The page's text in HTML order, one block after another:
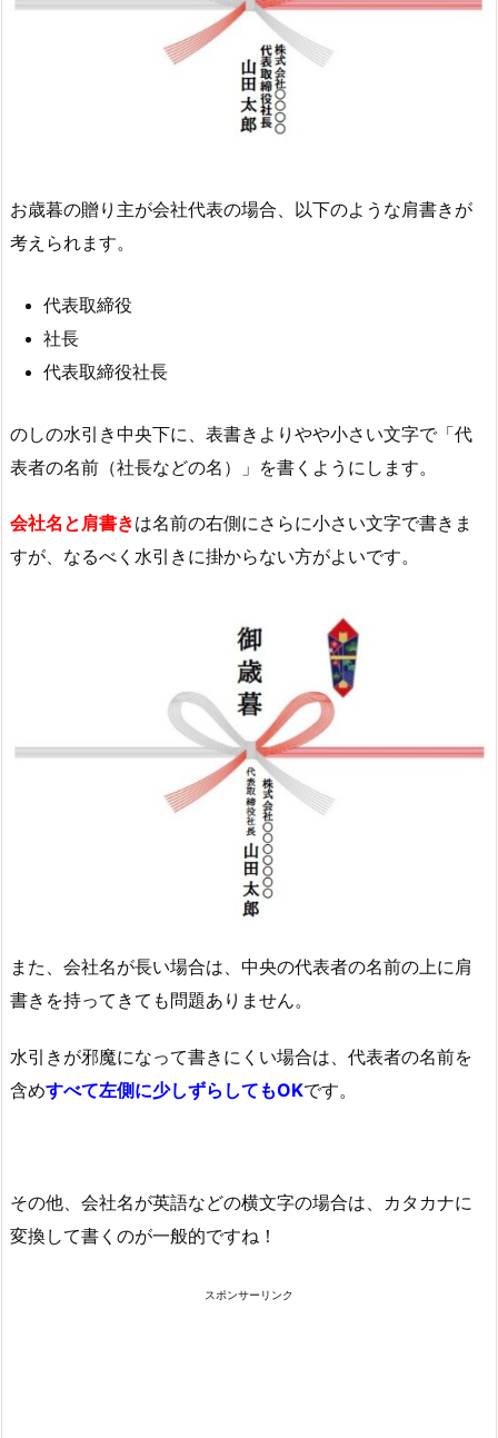
お歳暮の贈り主が会社代表の場合、以下のような肩書きが
考えられます。
代表取締役
社長
代表取締役社長
のしの水引き中央下に、表書きよりやや小さい文字で「代
表者の名前（社長などの名）」を書くようにします。
会社名と肩書きは名前の右側にさらに小さい文字で書きま
すが、なるべく水引きに掛からない方がよいです。
また、会社名が長い場合は、中央の代表者の名前の上に肩
書きを持ってきても問題ありません。
水引きが邪魔になって書きにくい場合は、代表者の名前を
含めすべて左側に少しずらしてもOKです。
その他、会社名が英語などの横文字の場合は、カタカナに
変換して書くのが一般的ですね！
スポンサーリンク